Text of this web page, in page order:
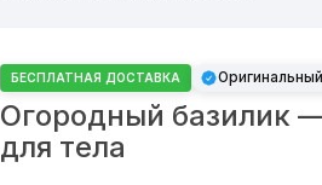
БЕСПЛАТНАЯ ДОСТАВКА
Огородный базилик
для тела